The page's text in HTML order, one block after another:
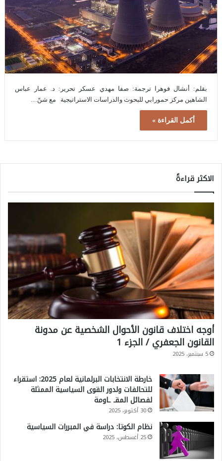
بقلم: أنشال فوهرا ترجمة: صفا مهدي عسكر تحرير: د. عمار عباس
الشاهين مركز حمورابي للبحوث والدراسات الاستراتيجية مع شنّ…
أكمل القراءة »
الاكثر قراءةً
أوجه اختلاف قانون الأحوال الشخصية عن مدونة
القانون الجعفري / الجزء 1
5 سبتمبر، 2025
خارطة الانتخابات البرلمانية لعام 2025: استقراء
للتحالفات ولدور القوى السياسية الممثلة
لفصائل المقـ ـاومة
30 أكتوبر، 2025
نظام الكوتا: دراسة في المبررات السياسية
25 أغسطس، 2025